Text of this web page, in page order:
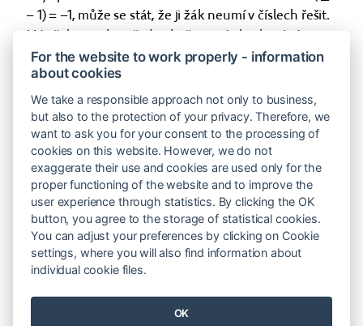
− 1) = −1, může se stát, že ji žák neumí v číslech řešit.
Má však za sebou řadu zkušeností s krokováním,
které se zde stane nástrojem (generickým modelem)
k řešení úlohy. Žák převede úlohu do šipkového
zápisu:
|→→|čelem vzad| _____ |←|čelem vzad| = | ←|
úlohu odkrokuje a najde řešení následující
představou. Krokují dva žáci. První udělá: dva kroky
dopředu, čelem vzad, nic, krok dozadu, čelem vzad.
Druhý udělá: jeden krok dozadu. Co udělá první,
aby stáli vedle sebe?
Zkušenost lze pouze získat, nikoli přenést
Problém se sbíráním zkušeností je však v tom, že
For the website to work properly - information
about cookies
We take a responsible approach not only to business,
but also to the protection of your privacy. Therefore, we
want to ask you for your consent to the processing of
cookies on this website. However, we do not
exaggerate their use and cookies are used only for the
proper functioning of the website and to improve the
user experience through statistics. By clicking the OK
button, you agree to the storage of statistical cookies.
You can adjust your preferences by clicking on Cookie
settings, where you will also find information about
individual cookie files.
OK